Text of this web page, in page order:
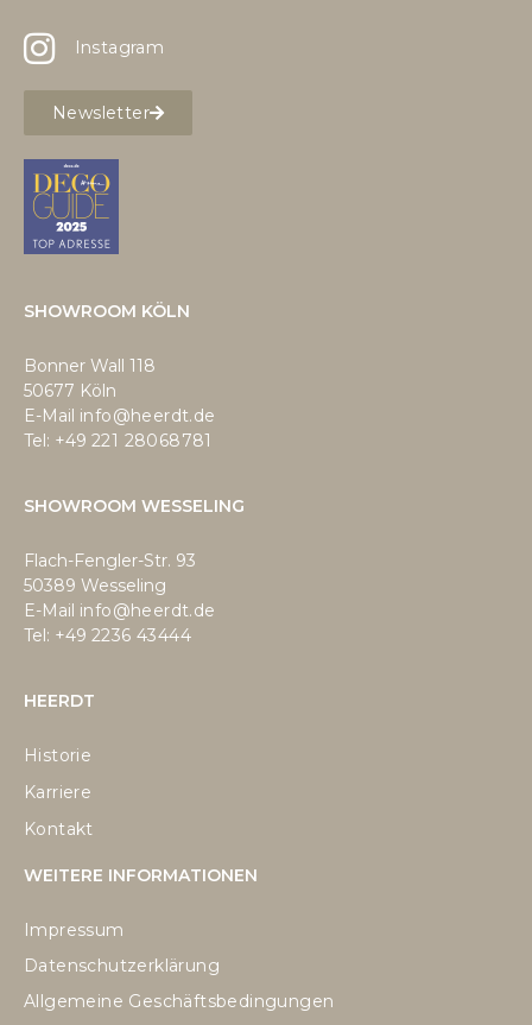
Instagram
Newsletter
SHOWROOM KÖLN
Bonner Wall 118
50677 Köln
E-Mail info@heerdt.de
Tel: +49 221 28068781
SHOWROOM WESSELING
Flach-Fengler-Str. 93
50389 Wesseling
E-Mail info@heerdt.de
Tel: +49 2236 43444
HEERDT
Historie
Karriere
Kontakt
WEITERE INFORMATIONEN
Impressum
Datenschutzerklärung
Allgemeine Geschäftsbedingungen